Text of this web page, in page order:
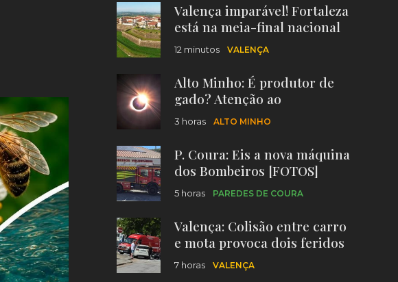
Valença imparável! Fortaleza
está na meia-final nacional
das 7 Novas Maravilhas
12 minutos VALENÇA
Alto Minho: É produtor de
gado? Atenção ao
comportamento dos seus
3 horas ALTO MINHO
P. Coura: Eis a nova máquina
dos Bombeiros [FOTOS]
5 horas PAREDES DE COURA
Valença: Colisão entre carro
e mota provoca dois feridos
7 horas VALENÇA